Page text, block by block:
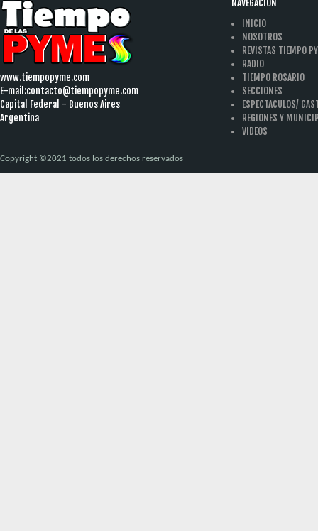
www.tiempopyme.com
E-mail:contacto@tiempopyme.com
Capital Federal - Buenos Aires
Argentina
NAVEGACION
INICIO
NOSOTROS
REVISTAS TIEMPO
RADIO
TIEMPO ROSARIO
SECCIONES
ESPECTACULOS/
REGIONES Y
VIDEOS
Copyright ©2021 todos los derechos reservados